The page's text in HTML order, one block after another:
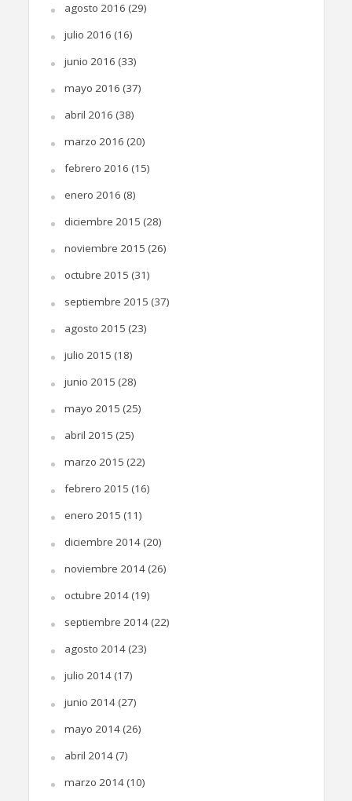
agosto 2016 (29)
julio 2016 (16)
junio 2016 (33)
mayo 2016 (37)
abril 2016 (38)
marzo 2016 (20)
febrero 2016 (15)
enero 2016 (8)
diciembre 2015 (28)
noviembre 2015 (26)
octubre 2015 (31)
septiembre 2015 (37)
agosto 2015 (23)
julio 2015 (18)
junio 2015 (28)
mayo 2015 (25)
abril 2015 (25)
marzo 2015 (22)
febrero 2015 (16)
enero 2015 (11)
diciembre 2014(20)
noviembre 2014(26)
octubre 2014(19)
septiembre 2014(22)
agosto 2014(23)
julio 2014(17)
junio 2014(27)
mayo 2014(26)
abril 2014(7)
marzo 2014(10)